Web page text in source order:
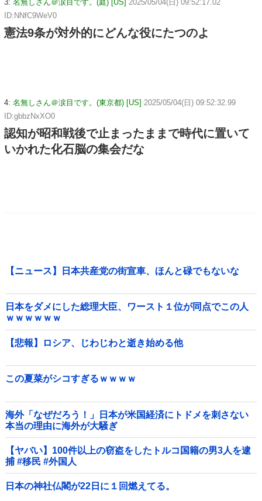
3: 名無しさん＠涙目です。(庭) [US] 2025/05/04(日) 09:52:17.02
ID:NNfC9WeV0
憲法9条が対外的にどんな役にたつのよ
4: 名無しさん＠涙目です。(東京都) [US] 2025/05/04(日) 09:52:32.99
ID:gbbzNxXO0
認知が昭和戦後で止まったままで時代に置いて
いかれた化石脳の集会だな
【ニュース】日本共産党の街宣車、ほんと碌でもないな
日本をダメにした総理大臣、ワースト１位が同点でこの人
ｗｗｗｗｗｗ
【悲報】ロシア、じわじわと逝き始める他
この夏菜がシコすぎるｗｗｗｗ
海外「なぜだろう！」日本が米国経済にトドメを刺さない
本当の理由に海外が大騒ぎ
【ヤバい】100件以上の窃盗をしたトルコ国籍の男3人を逮
捕 #移民 #外国人
日本の神社仏閣が22日に１回燃えてる。